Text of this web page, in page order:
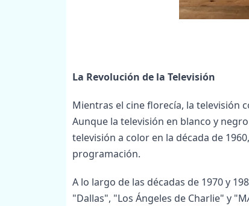
La Revolución de la Televisión
Mientras el cine florecía, la televisión
Aunque la televisión en blanco y
televisión a color en la década de
programación.
A lo largo de las décadas de 1970 y
"Dallas", "Los Ángeles de Charlie" y "M